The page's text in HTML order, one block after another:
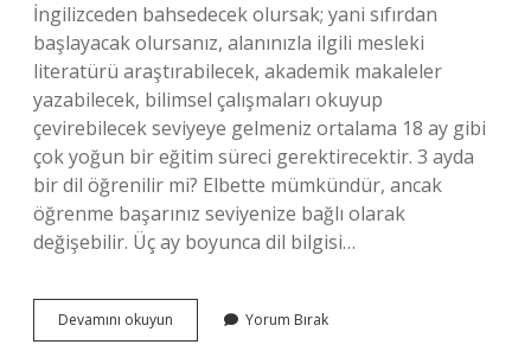
İngilizceden bahsedecek olursak; yani sıfırdan
başlayacak olursanız, alanınızla ilgili mesleki
literatürü araştırabilecek, akademik makaleler
yazabilecek, bilimsel çalışmaları okuyup
çevirebilecek seviyeye gelmeniz ortalama 18 ay gibi
çok yoğun bir eğitim süreci gerektirecektir. 3 ayda
bir dil öğrenilir mi? Elbette mümkündür, ancak
öğrenme başarınız seviyenize bağlı olarak
değişebilir. Üç ay boyunca dil bilgisi…
Devamını okuyun
Ayda
Yorum Bırak